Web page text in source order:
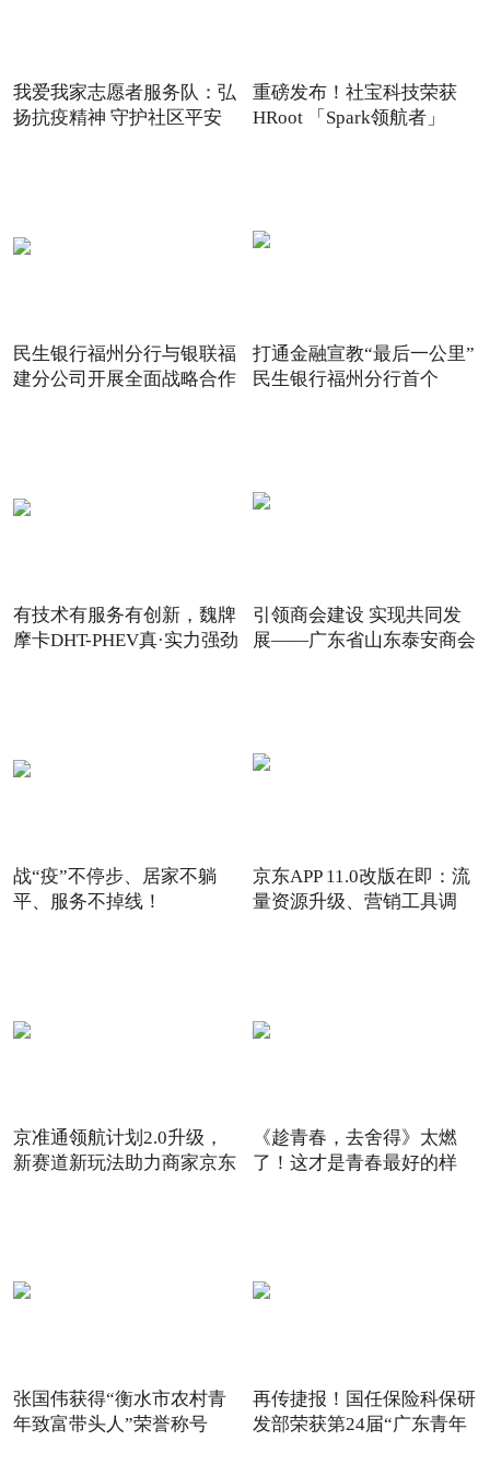
我爱我家志愿者服务队：弘
扬抗疫精神 守护社区平安
重磅发布！社宝科技荣获
HRoot 「Spark领航者」
民生银行福州分行与银联福
建分公司开展全面战略合作
打通金融宣教“最后一公里”
民生银行福州分行首个
有技术有服务有创新，魏牌
摩卡DHT-PHEV真·实力强劲
引领商会建设 实现共同发
展——广东省山东泰安商会
战“疫”不停步、居家不躺
平、服务不掉线！
京东APP 11.0改版在即：流
量资源升级、营销工具调
京准通领航计划2.0升级，
新赛道新玩法助力商家京东
《趁青春，去舍得》太燃
了！这才是青春最好的样
张国伟获得“衡水市农村青
年致富带头人”荣誉称号
再传捷报！国任保险科保研
发部荣获第24届“广东青年